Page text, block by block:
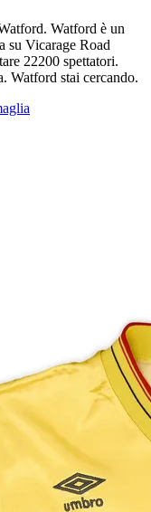
Watford è un
su Vicarage Road
22200 spettatori.
Watford stai cercando.